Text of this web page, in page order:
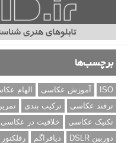
برچسب‌ها
ISO آموزش عکاسی الهام
ترفند عکاسی
ترکیب بندی
تکنیک عکاسی
خلاقیت در عکاسی
دوربین DSLR
دیافراگم رفلکتور